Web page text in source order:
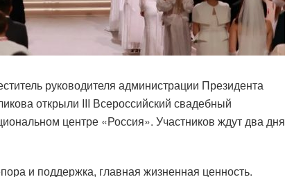
руководителя администрации Президента
открыли III Всероссийский свадебный
центре «Россия». Участников ждут два дня
и поддержка, главная жизненная ценность.